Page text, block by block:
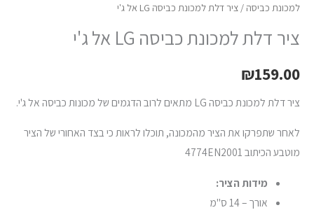
למכונת כביסה / ציר דלת למכונת כביסה LG אל ג'י
ציר דלת למכונת כביסה LG אל ג'י
₪159.00
ציר דלת למכונת כביסה LG מתאים לרוב הדגמים של מכונות כביסה אל ג'י.
לאחר שתפרקו את הציר מהמכונה, תוכלו לראות כי בצד האחורי של הציר
מוטבע הכיתוב 4774EN2001
מידות הציר:
אורך – 14 ס"מ